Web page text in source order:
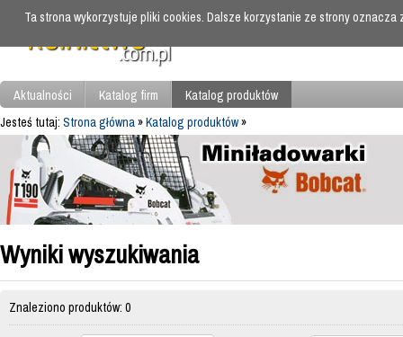
Aktualności Katalog firm
Katalog produktów
Jesteś tutaj: Strona główna»Katalog produktów»
Wyniki wyszukiwania
Znaleziono produktów: 0
Ta strona wykorzystuje pliki cookies. Dalsze korzystanie ze strony